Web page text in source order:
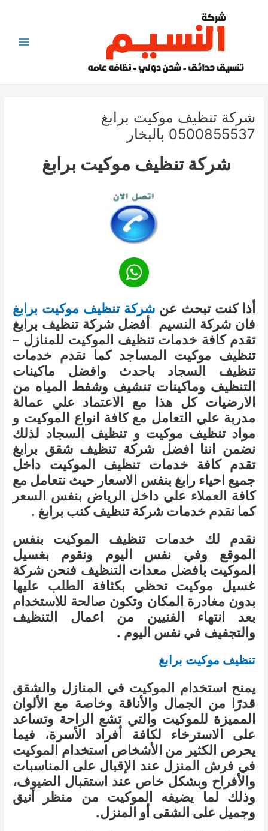
شركة تنظيف موكيت برابغ
0500855537 بالبخار
شركة تنظيف موكيت برابغ
أذا كنت تبحث عن شركة تنظيف موكيت برابغ
فان شركة النسيم أفضل شركة تنظيف برابغ
تقدم كافة خدمات تنظيف الموكيت للمنازل –
تنظيف موكيت المساجد كما نقدم خدمات
تنظيف السجاد باحدث وافضل ماكينات
التنظيف وماكينات تنشيف وشفط المياه من
الارضيات كل هذا مع الاعتماد علي عمالة
مدربة علي التعامل مع كافة انواع الموكيت و
مواد تنظيف موكيت و تنظيف السجاد لذلك
نضمن اننا افضل شركة تنظيف شقق برابغ
تقدم كافة خدمات تنظيف الموكيت داخل
جميع احياء رابغ بنفس الاسعار حيث نتعامل مع
كافة العملاء علي داخل الرياض بنفس السعر
كما نقدم خدمات شركة تنظيف كنب برابغ .
نقدم لك خدمات تنظيف الموكيت بنفس
الموقع وفي نفس اليوم ونقوم بغسيل
الموكيت بافضل معدات التنظيف فنحن شركة
غسيل موكيت تحظي بكثافة الطلب عليها
بدون مغادرة المكان وتكون صالحة للاستخدام
بعد انتهاء الفنيين من اعمال التنظيف
والتجفيف في نفس اليوم .
تنظيف موكيت برابغ
يمنح استخدام الموكيت في المنازل والشقق
قدرًا من الجمال والأناقة وخاصة مع الألوان
المميزة للموكيت والتي تشع الراحة وتساعد
على الاسترخاء لكافة أفراد الأسرة، فيما
يحرص الكثير من الأشخاص استخدام الموكيت
في فرش المنزل عند الإقبال على المناسبات
والأفراح وبشكل خاص عند استقبال الضيوف،
وذلك لما يضيفه الموكيت من منظر أنيق
وجميل على الشقى أو المنزل.